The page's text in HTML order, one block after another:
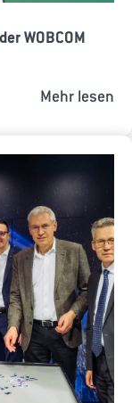
WOBCOM
Mehr lesen